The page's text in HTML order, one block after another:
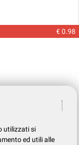
€ 0.98
utilizzati si
ed utili alle